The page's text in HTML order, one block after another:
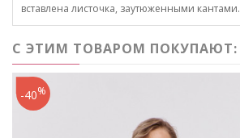
вставлена листочка, заутюженными кантами.
С ЭТИМ ТОВАРОМ ПОКУПАЮТ:
-40%